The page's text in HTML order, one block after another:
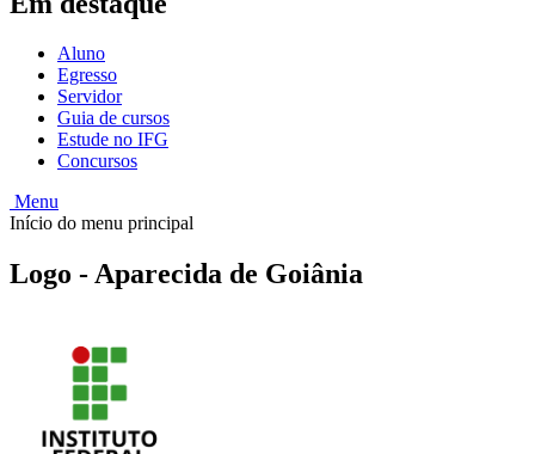
Aluno
Egresso
Servidor
Guia de cursos
Estude no IFG
Concursos
Menu
Início do menu principal
Logo - Aparecida de Goiânia